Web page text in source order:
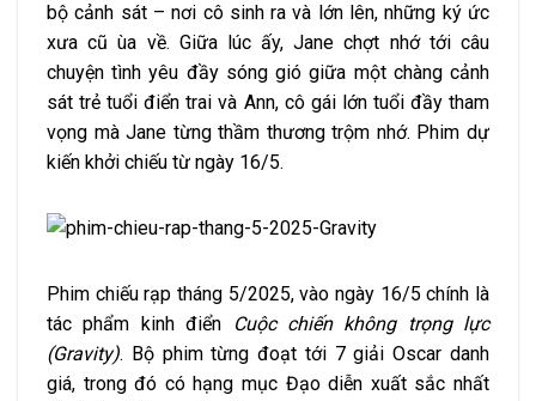
bộ cảnh sát – nơi cô sinh ra và lớn lên, những ký ức
xưa cũ ùa về. Giữa lúc ấy, Jane chợt nhớ tới câu
chuyện tình yêu đầy sóng gió giữa một chàng cảnh
sát trẻ tuổi điển trai và Ann, cô gái lớn tuổi đầy tham
vọng mà Jane từng thầm thương trộm nhớ. Phim dự
kiến khởi chiếu từ ngày 16/5.
Phim chiếu rạp tháng 5/2025, vào ngày 16/5 chính là
tác phẩm kinh điển
Cuộc chiến không trọng lực
(Gravity). Bộ phim từng đoạt tới 7 giải Oscar danh
giá, trong đó có hạng mục Đạo diễn xuất sắc nhất